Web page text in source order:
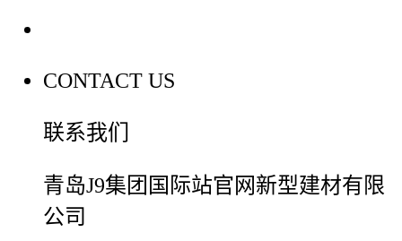
CONTACT US
联系我们
青岛J9集团国际站官网新型建材有限
公司